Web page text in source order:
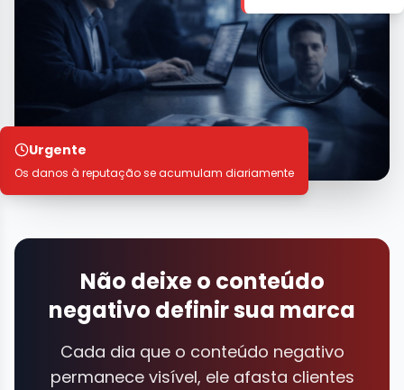
Urgente
Os danos à reputação se acumulam diariamente
Não deixe o conteúdo
negativo definir sua marca
Cada dia que o conteúdo negativo
permanece visível, ele afasta clientes